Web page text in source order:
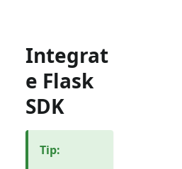
Integrat
e Flask
SDK
Tip: